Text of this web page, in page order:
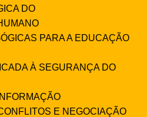
DO
PARA A EDUCAÇÃO
À SEGURANÇA DO
E NEGOCIAÇÃO